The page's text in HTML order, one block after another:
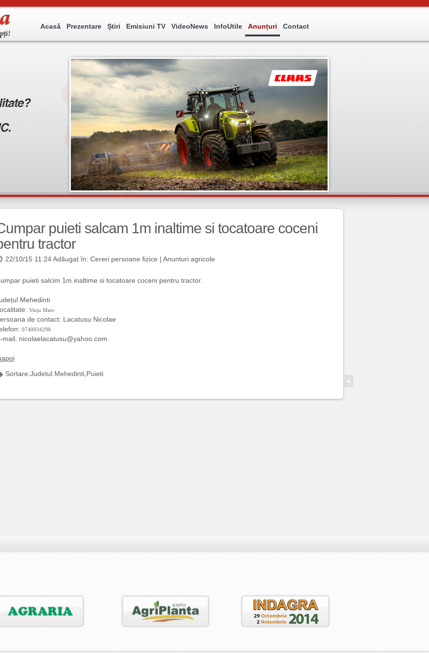
Acasă Prezentare Știri Emisiuni TV VideoNews InfoUtile Anunțuri Contact
puieti salcam 1m inaltime si tocatoare coceni
tractor
22/10/15 11:24 Adăugat în: Cereri persoane fizice | Anunturi agricole
puieti salcim 1m inaltime si tocatoare coceni pentru tractor.
Mehedinti
Vinju Mare
de contact: Lacatusu Nicolae
0740034298
mail: nicolaelacatusu@yahoo.com
Sortare:Judetul Mehedinti Puieti